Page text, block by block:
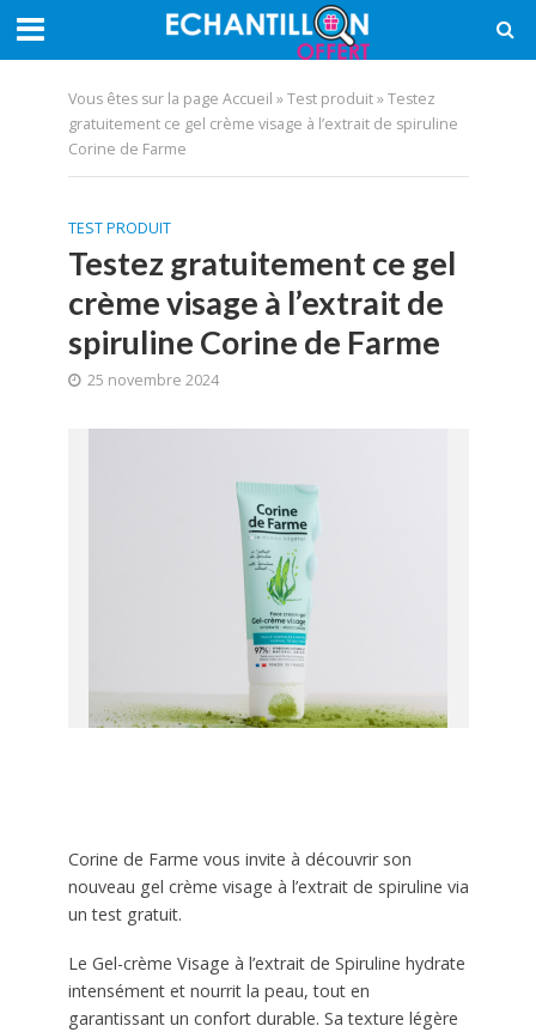
Vous êtes sur la page Accueil »Test produit»Testez
gratuitement ce gel crème visage à l’extrait de spiruline
Corine de Farme
TEST PRODUIT
Testez gratuitement ce gel
crème visage à l’extrait de
spiruline Corine de Farme
25 novembre 2024
Corine de Farme vous invite à découvrir son
nouveau gel crème visage à l’extrait de spiruline via
un test gratuit.
Le Gel-crème Visage à l’extrait de Spiruline hydrate
intensément et nourrit la peau, tout en
garantissant un confort durable. Sa texture légère